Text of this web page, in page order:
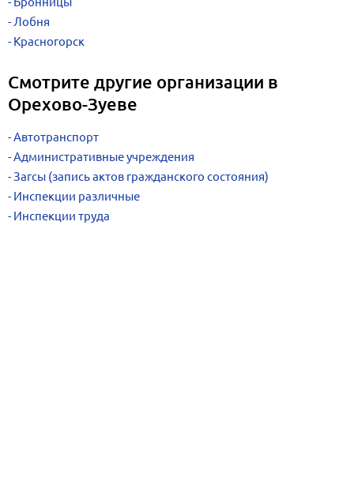
Лобня
Красногорск
Смотрите другие организации в
Орехово-Зуеве
Автотранспорт
Административные учреждения
Загсы (запись актов гражданского состояния)
Инспекции различные
Инспекции труда